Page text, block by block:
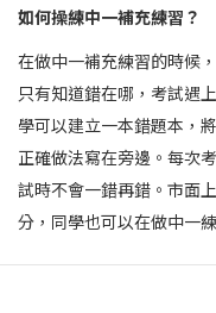
如何操練中一補充練習？
在做中一補充練習的時候
只有知道錯在哪，考試遇
學可以建立一本錯題本，
正確做法寫在旁邊。每次
試時不會一錯再錯。市面
分，同學也可以在做中一